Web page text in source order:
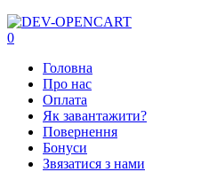
0
Головна
Про нас
Оплата
Як завантажити?
Повернення
Бонуси
Звязатися з нами